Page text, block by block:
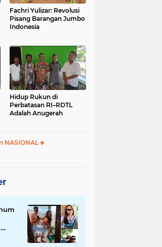
Fachri Yulizar: Revolusi
Pisang Barangan Jumbo
Indonesia
Hidup Rukun di
Perbatasan RI–RDTL
Adalah Anugerah
NASIONAL